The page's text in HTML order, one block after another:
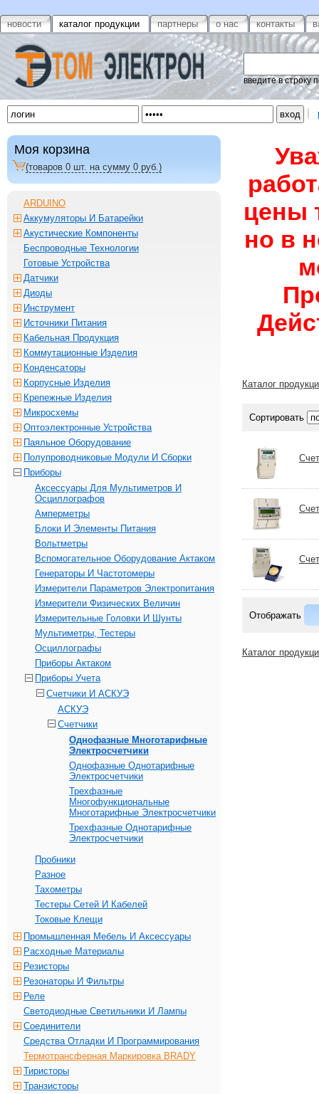
новости каталог продукции партнеры о нас контакты
введите в строку
цены
но в
Каталог
Сортировать
Отображать
Каталог
Моя корзина
(товаров 0 шт. на сумму 0 руб.)
ARDUINO
Аккумуляторы И Батарейки
Акустические Компоненты
Беспроводные Технологии
Готовые Устройства
Датчики
Диоды
Инструмент
Источники Питания
Кабельная Продукция
Коммутационные Изделия
Конденсаторы
Корпусные Изделия
Крепежные Изделия
Микросхемы
Оптоэлектронные Устройства
Паяльное Оборудование
Полупроводниковые Модули И Сборки
Приборы
Аксессуары Для Мультиметров И
Осциллографов
Амперметры
Блоки И Элементы Питания
Вольтметры
Вспомогательное Оборудование Актаком
Генераторы И Частотомеры
Измерители Параметров Электропитания
Измерители Физических Величин
Измерительные Головки И Шунты
Мультиметры, Тестеры
Осциллографы
Приборы Актаком
Приборы Учета
Счетчики И АСКУЭ
АСКУЭ
Счетчики
Однофазные Многотарифные
Электросчетчики
Однофазные Однотарифные
Электросчетчики
Трехфазные
Многофункциональные
Многотарифные Электросчетчики
Трехфазные Однотарифные
Электросчетчики
Пробники
Разное
Тахометры
Тестеры Сетей И Кабелей
Токовые Клещи
Промышленная Мебель И Аксессуары
Расходные Материалы
Резисторы
Резонаторы И Фильтры
Реле
Светодиодные Светильники И Лампы
Соединители
Средства Отладки И Программирования
Термотрансферная Маркировка BRADY
Тиристоры
Транзисторы